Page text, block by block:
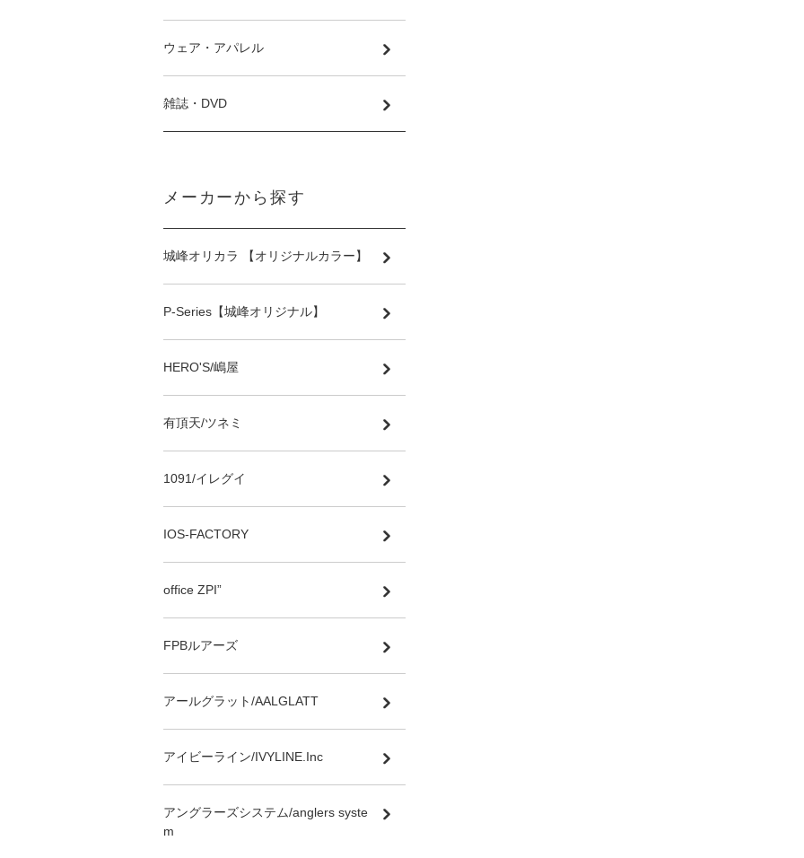
ウェア・アパレル
雑誌・DVD
メーカーから探す
城峰オリカラ 【オリジナルカラー】
P-Series【城峰オリジナル】
HERO'S/嶋屋
有頂天/ツネミ
1091/イレグイ
IOS-FACTORY
office ZPI”
FPBルアーズ
アールグラット/AALGLATT
アイビーライン/IVYLINE.Inc
アングラーズシステム/anglers syste
m